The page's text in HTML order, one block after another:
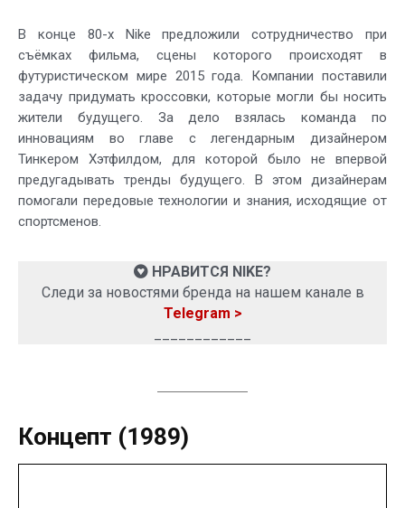
В конце 80-х Nike предложили сотрудничество при
съёмках фильма, сцены которого происходят в
футуристическом мире 2015 года. Компании поставили
задачу придумать кроссовки, которые могли бы носить
жители будущего. За дело взялась команда по
инновациям во главе с легендарным дизайнером
Тинкером Хэтфилдом, для которой было не впервой
предугадывать тренды будущего. В этом дизайнерам
помогали передовые технологии и знания, исходящие от
спортсменов.
НРАВИТСЯ NIKE?
Следи за новостями бренда на нашем канале в
Telegram >
Концепт (1989)